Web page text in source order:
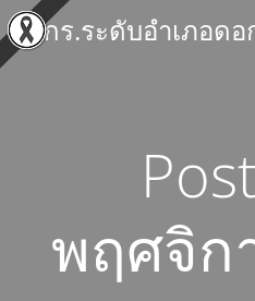
สกร.ระดับอำเภอด
พฤศจิก